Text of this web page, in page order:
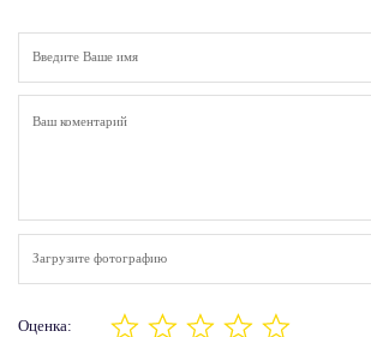
Загрузите фотографию
Оценка: